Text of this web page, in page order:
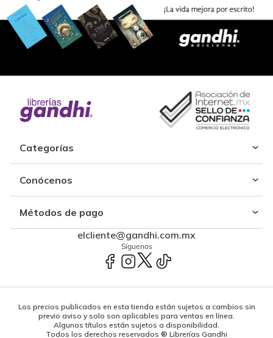
Categorías
Conócenos
Métodos de pago
elcliente@gandhi.com.mx
Síguenos
Los precios publicados en esta tienda están sujetos a cambios sin
previo aviso y solo son aplicables para ventas en línea.
Algunos títulos están sujetos a disponibilidad.
Todos los derechos reservados ® Librerías Gandhi